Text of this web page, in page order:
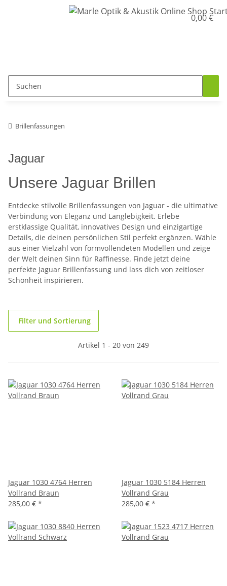
0,00 €
Brillenfassungen
Jaguar
Unsere Jaguar Brillen
Entdecke stilvolle Brillenfassungen von Jaguar - die ultimative
Verbindung von Eleganz und Langlebigkeit. Erlebe
erstklassige Qualität, innovatives Design und einzigartige
Details, die deinen persönlichen Stil perfekt ergänzen. Wähle
aus einer Vielzahl von formvollendeten Modellen und zeige
der Welt deinen Sinn für Raffinesse. Finde jetzt deine
perfekte Jaguar Brillenfassung und lass dich von zeitloser
Schönheit inspirieren.
Filter und Sortierung
Artikel 1 - 20 von 249
Jaguar 1030 4764 Herren
Vollrand Braun
285,00 € *
Jaguar 1030 5184 Herren
Vollrand Grau
285,00 € *